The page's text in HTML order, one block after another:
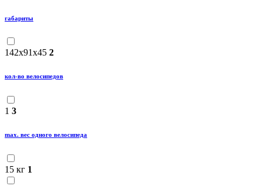
габариты
142x91x45 2
кол-во велосипедов
1 3
maх. вес одного велосипеда
15 кг 1